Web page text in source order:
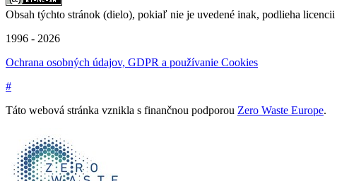
Obsah týchto stránok (dielo), pokiaľ nie je uvedené inak, podlieha licencii
1996 - 2026
Ochrana osobných údajov, GDPR a používanie Cookies
#
Táto webová stránka vznikla s finančnou podporou Zero Waste Europe.